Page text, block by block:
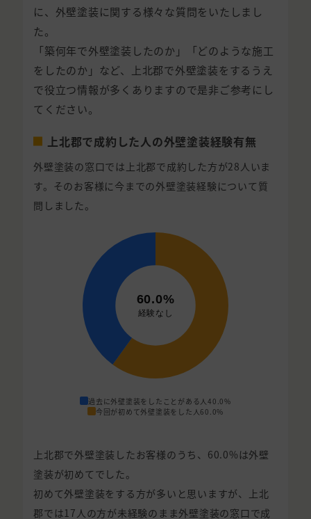
に、外壁塗装に関する様々な質問をいたしまし
た。
「築何年で外壁塗装したのか」「どのような施工
をしたのか」など、上北郡で外壁塗装をするうえ
で役立つ情報が多くありますので是非ご参考にし
てください。
上北郡で成約した人の外壁塗装経験有無
外壁塗装の窓口では上北郡で成約した方が28人いま
す。そのお客様に今までの外壁塗装経験について質
問しました。
過去に外壁塗装をしたことがある人40.0%
今回が初めて外壁塗装をした人60.0%
上北郡で外壁塗装したお客様のうち、60.0%は外壁
塗装が初めてでした。
初めて外壁塗装をする方が多いと思いますが、上北
郡では17人の方が未経験のまま外壁塗装の窓口で成